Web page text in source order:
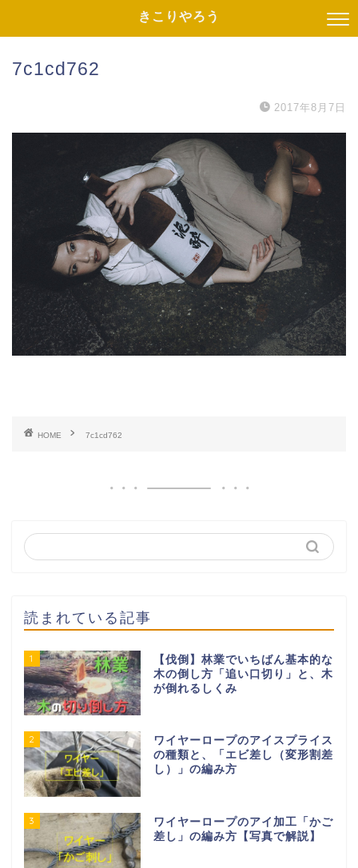
きこりやろう
7c1cd762
2017年8月7日
HOME 7c1cd762
読まれている記事
1
【伐倒】林業でいちばん基本的な
木の倒し方「追い口切り」と、木
が倒れるしくみ
2
ワイヤーロープのアイスプライス
の種類と、「エビ差し（変形割差
し）」の編み方
3
ワイヤーロープのアイ加工「かご
差し」の編み方【写真で解説】